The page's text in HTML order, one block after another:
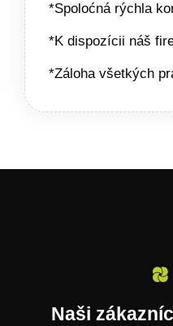
*Spoloćná rýchla
*K dispozícii náš
*Záloha všetkých
Naši